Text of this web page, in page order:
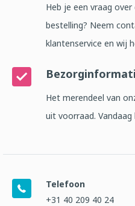
Heb je een vraag
bestelling? Neem
klantenservice en wij
Het merendeel van
uit voorraad.
Telefoon
+31 40 209 40 24